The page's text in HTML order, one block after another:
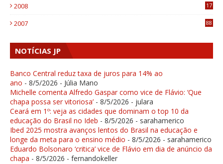
2008
17
2007 88
NOTÍCIAS JP
Banco Central reduz taxa de juros para 14% ao
ano - 8/5/2026 - Júlia Mano
Michelle comenta Alfredo Gaspar como vice de Flávio: ‘Que
chapa possa ser vitoriosa’ - 8/5/2026 - julara
Ceará em 1º: veja as cidades que dominam o top 10 da
educação do Brasil no Ideb - 8/5/2026 - sarahamerico
Ibed 2025 mostra avanços lentos do Brasil na educação e
longe da meta para o ensino médio - 8/5/2026 - sarahamerico
Eduardo Bolsonaro ‘critica’ vice de Flávio em dia de anúncio da
chapa - 8/5/2026 - fernandokeller